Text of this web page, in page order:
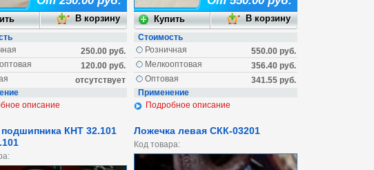
250.00 руб.
120.00 руб.
отсутствует
описание
Стоимость
550.00 руб.
Розничная
356.40 руб.
Мелкооптовая
341.55 руб.
Оптовая
Применение
Подробное описание
КНТ 32.101
Ложечка левая СКК-03201
Код товара: